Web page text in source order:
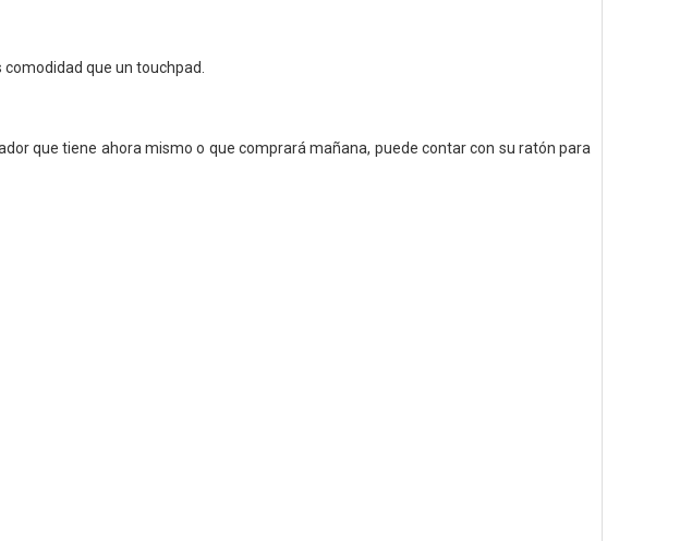
que un touchpad.
que tiene ahora mismo o que comprará mañana, puede contar con su ratón para